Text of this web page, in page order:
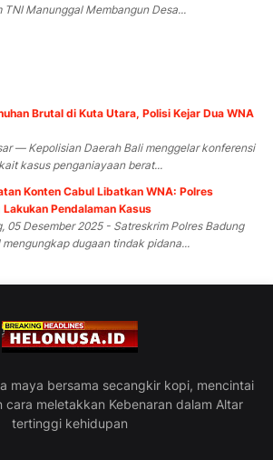
TNI Manunggal Membangun Desa...
Brutal di Kuta Utara, Polisi Kejar Dua WNA
— Kepolisian Daerah Bali menggelar konferensi
kasus penganiayaan berat...
Konten Cabul Libatkan WNA: Polres
Lakukan Pendalaman Kasus
05 Desember 2025 - Satreskrim Polres Badung
mengungkap dugaan tindak pidana...
maya bersama secangkir kopi, mencintai
cara meletakkan Kebenaran dalam Altar
tertinggi kehidupan